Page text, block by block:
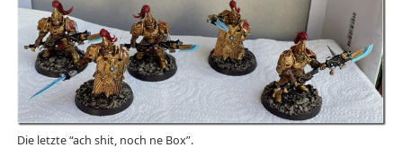
Die letzte “ach shit, noch ne Box”.